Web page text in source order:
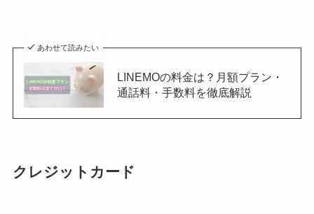
あわせて読みたい
LINEMOの料金は？月額プラン・
通話料・手数料を徹底解説
クレジットカード